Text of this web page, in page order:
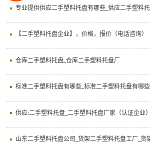
专业提供供应二手塑料托盘有哪些_供应二手塑料托盘
【二手塑料托盘企业】，价格，报价（电话咨询）
仓库二手塑料托盘_仓库二手塑料托盘厂
标准二手塑料托盘有哪些_标准二手塑料托盘有哪
供应:二手塑料托盘_二手塑料托盘厂家（认证企业）
山东二手塑料托盘公司_货架二手塑料托盘工厂_货架二手塑料托盘